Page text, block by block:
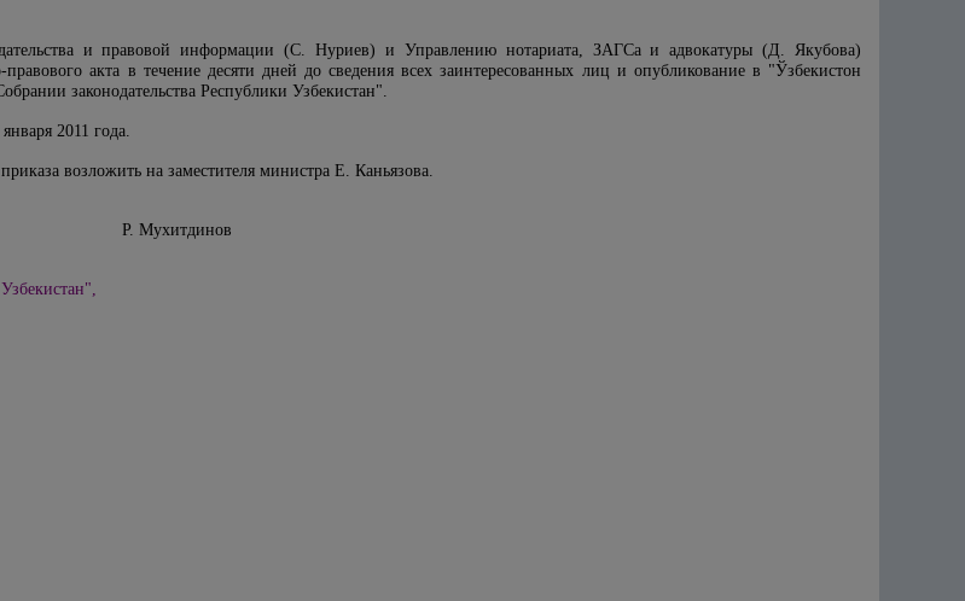
и правовой информации (С. Нуриев) и Управлению нотариата, ЗАГСа и адвокатуры (Д. Якубова)
правового акта в течение десяти дней до сведения всех заинтересованных лиц и опубликование в "Ўзбекистон
законодательства Республики Узбекистан".
2011 года.
возложить на заместителя министра Е. Каньязова.